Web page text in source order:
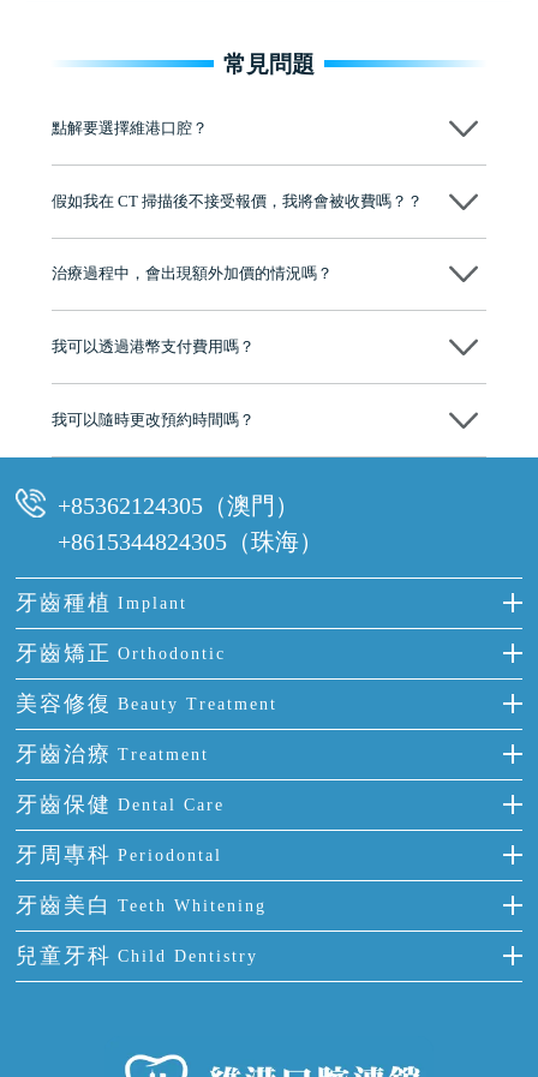
常見問題
點解要選擇維港口腔？
牌」、「2025香港企業領袖品牌」，是諾貝爾種植系統全球放心植牙中
至今已服務超過三十個國家和地區的顧客，受到粵港澳大灣區及周邊城
市市民極高的口碑評價及信任推薦 珠海、深圳設有八大分院，香港亦設
有咨詢及服務保障中心，有任何問題都可以隨時預約免費咨詢，讓人十
假如我在 CT 掃描後不接受報價，我將會被收費嗎？？
治療過程中，會出現額外加價的情況嗎？
不會，治療前我們會詳細說明治療方案及對應的價錢，顧客同意並簽字
我可以透過港幣支付費用嗎？
我可以隨時更改預約時間嗎？
+85362124305（澳門）
+8615344824305（珠海）
牙齒種植 Implant
種牙
單顆牙缺失
門牙缺失
多顆牙缺失
半口缺失
全口缺失
牙齒矯正 Orthodontic
隱形箍牙
前牙反頜
牙齒擁擠
牙齒前突
牙齒稀疏
美容修復 Beauty Treatment
全瓷牙
烤瓷牙
氟斑牙
四環素牙
活動假牙
牙貼面
牙齒治療 Treatment
補牙
智齒
根管治療
拔牙
牙痛
牙齒保健 Dental Care
正確刷牙
全國愛牙日
預防牙病
牙科通識
牙周專科 Periodontal
牙周炎
牙齦出血
牙齦炎
牙齒美白 Teeth Whitening
冷光美白
兒童牙科 Child Dentistry